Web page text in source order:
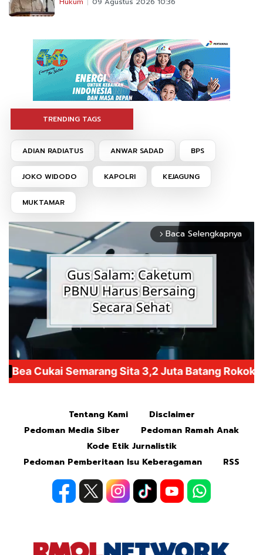
TRENDING TAGS
ADIAN RADIATUS ANWAR SADAD BPS
JOKO WIDODO KAPOLRI KEJAGUNG
MUKTAMAR
arrow_forward_ios Baca Selengkapnya
Tentang Kami
Disclaimer
Pedoman Media Siber
Pedoman Ramah Anak
Kode Etik Jurnalistik
Pedoman Pemberitaan Isu Keberagaman
RSS